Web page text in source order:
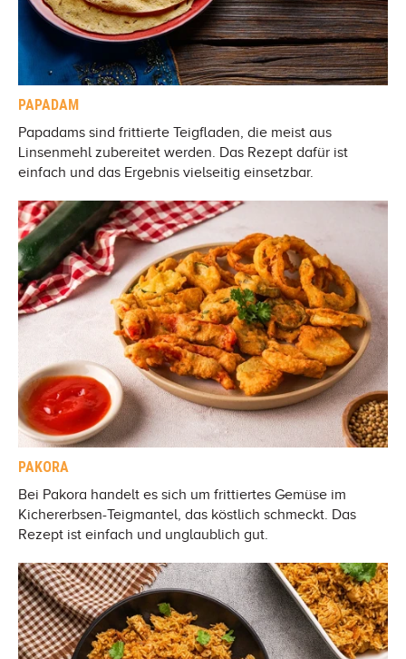
PAPADAM
Papadams sind frittierte Teigfladen, die meist aus
Linsenmehl zubereitet werden. Das Rezept dafür ist
einfach und das Ergebnis vielseitig einsetzbar.
PAKORA
Bei Pakora handelt es sich um frittiertes Gemüse im
Kichererbsen-Teigmantel, das köstlich schmeckt. Das
Rezept ist einfach und unglaublich gut.